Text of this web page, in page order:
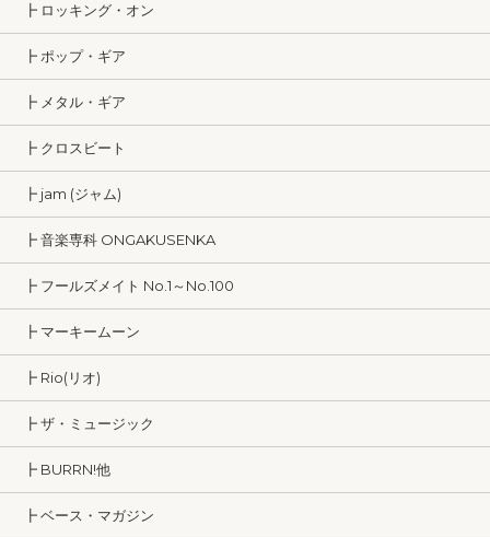
┣ ロッキング・オン
┣ ポップ・ギア
┣ メタル・ギア
┣ クロスビート
┣ jam (ジャム)
┣ 音楽専科 ONGAKUSENKA
┣ フールズメイト No.1～No.100
┣ マーキームーン
┣ Rio(リオ)
┣ ザ・ミュージック
┣ BURRN!他
┣ ベース・マガジン